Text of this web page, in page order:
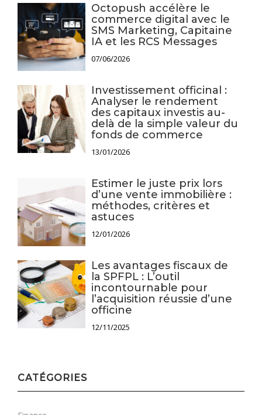
Octopush accélère le
commerce digital avec le
SMS Marketing, Capitaine
IA et les RCS Messages
07/06/2026
Investissement officinal :
Analyser le rendement
des capitaux investis au-
delà de la simple valeur du
fonds de commerce
13/01/2026
Estimer le juste prix lors
d’une vente immobilière :
méthodes, critères et
astuces
12/01/2026
Les avantages fiscaux de
la SPFPL : L’outil
incontournable pour
l’acquisition réussie d’une
officine
12/11/2025
CATÉGORIES